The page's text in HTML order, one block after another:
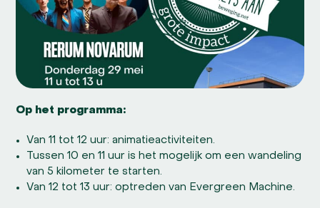
Op het programma:
Van 11 tot 12 uur: animatieactiviteiten.
Tussen 10 en 11 uur is het mogelijk om een wandeling
van 5 kilometer te starten.
Van 12 tot 13 uur: optreden van Evergreen Machine.